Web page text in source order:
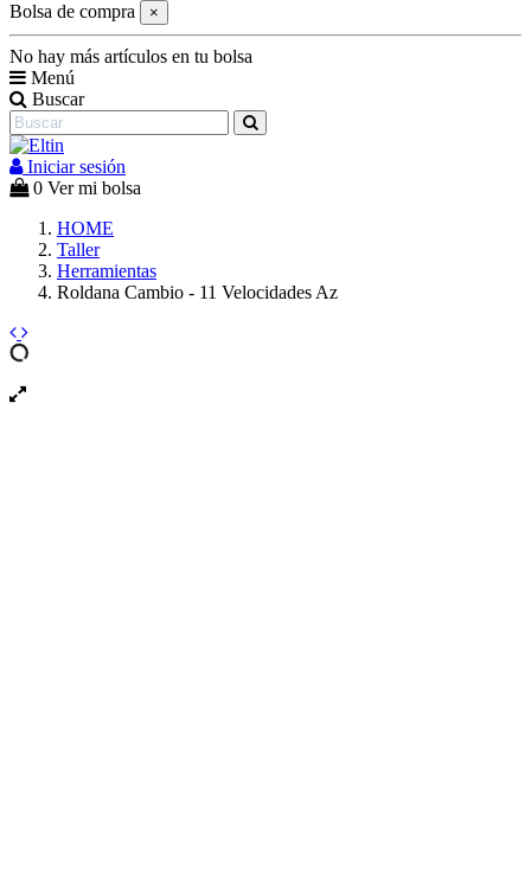
Bolsa de compra
×
No hay más artículos en tu bolsa
Menú
Buscar
Iniciar sesión
0 Ver mi bolsa
HOME
Taller
Herramientas
Roldana Cambio - 11 Velocidades Az